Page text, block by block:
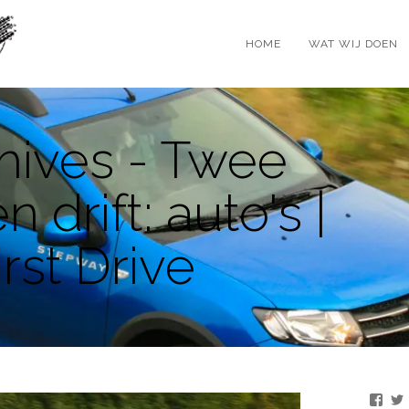
HOME WAT WIJ DOEN
- Twee
drift: auto's |
Drive